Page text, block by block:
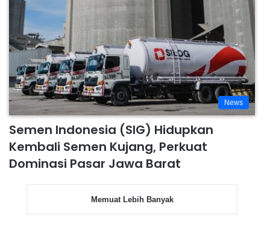
News
Semen Indonesia (SIG) Hidupkan
Kembali Semen Kujang, Perkuat
Dominasi Pasar Jawa Barat
Memuat Lebih Banyak